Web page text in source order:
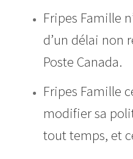
Fripes Famille
d’un délai non
Poste Canada.
Fripes Famille
modifier sa
tout temps, et